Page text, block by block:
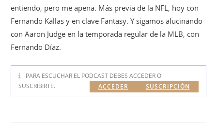
entiendo, pero me apena. Más previa de la NFL, hoy con
Fernando Kallas y en clave Fantasy. Y sigamos alucinando
con Aaron Judge en la temporada regular de la MLB, con
Fernando Díaz.
PARA ESCUCHAR EL PODCAST DEBES ACCEDER O
SUSCRIBIRTE.
SUSCRIPCIÓN
ACCEDER